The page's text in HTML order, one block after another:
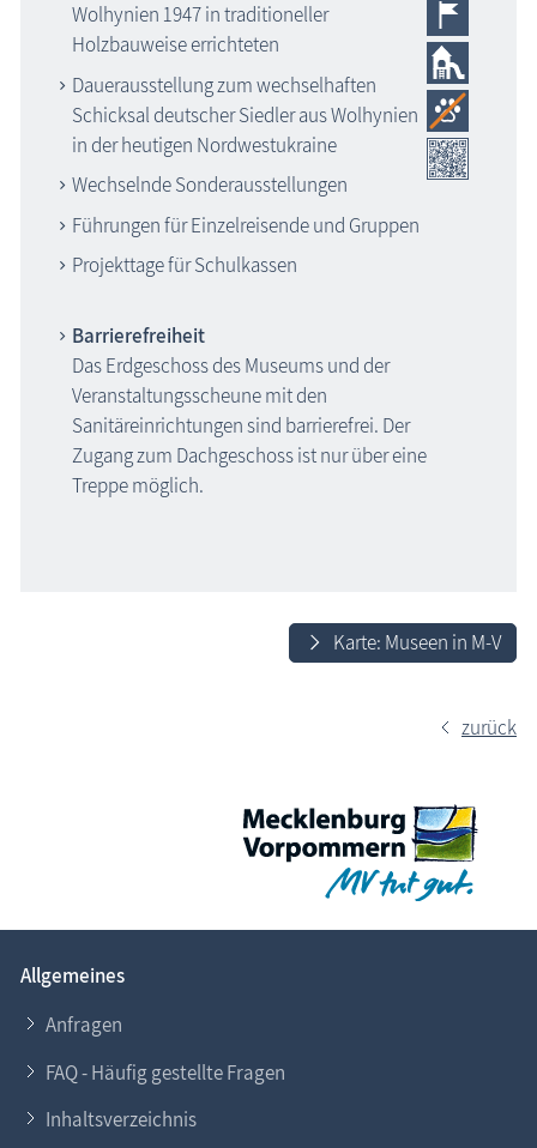
Wolhynien 1947 in traditioneller
Holzbauweise errichteten
Dauerausstellung zum wechselhaften
Schicksal deutscher Siedler aus Wolhynien
in der heutigen Nordwestukraine
Wechselnde Sonderausstellungen
Führungen für Einzelreisende und Gruppen
Projekttage für Schulkassen
Barrierefreiheit
Das Erdgeschoss des Museums und der
Veranstaltungsscheune mit den
Sanitäreinrichtungen sind barrierefrei. Der
Zugang zum Dachgeschoss ist nur über eine
Treppe möglich.
Karte: Museen in M-V
zurück
Allgemeines
Anfragen
FAQ - Häufig gestellte Fragen
Inhaltsverzeichnis